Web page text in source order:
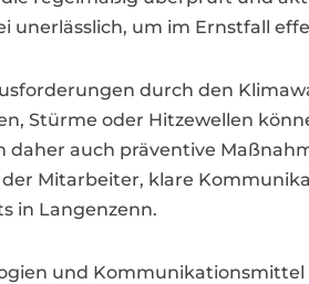
um im Ernstfall
durch den
Stürme oder Hitzewellen
auch präventive
Mitarbeiter, klare
in Langenzenn.
und